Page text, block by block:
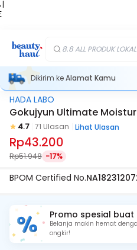
|
8.8 ALL PRODUK
Dikirim keAlamat Kamu
HADA LABO
Gokujyun Ultimate
4.7 71 Ulasan Lihat Ulasan
Rp43.200
Rp51.948 -17%
BPOM Certified No.
Promo spesial buat
Belanja makin hemat
ongkir!